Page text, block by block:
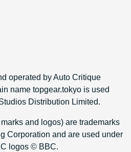
operated by Auto Critique
name topgear.tokyo is used
Distribution Limited.
and logos) are trademarks
Corporation and are used under
logos © BBC.